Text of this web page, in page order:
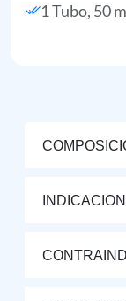
1 Tubo, 50